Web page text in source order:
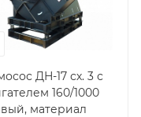
ДН-17 сх. 3 с
160/1000
материал